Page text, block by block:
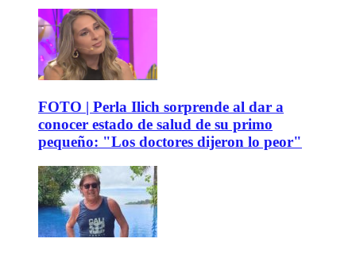
FOTO | Perla Ilich sorprende al dar a
conocer estado de salud de su primo
pequeño: "Los doctores dijeron lo peor"